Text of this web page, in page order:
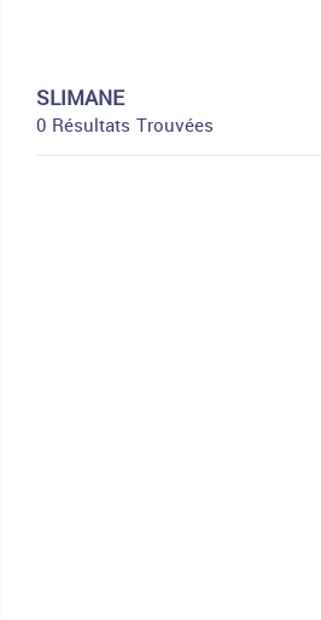
SLIMANE
0 Résultats Trouvées